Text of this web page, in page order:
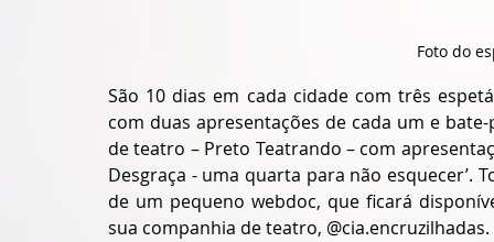
Foto do
São 10 dias em cada cidade com três
com duas apresentações de cada um e
de teatro – Preto Teatrando – com
Desgraça - uma quarta para não esquecer’.
de um pequeno webdoc, que ficará
sua companhia de teatro, @cia.encruzilhadas.